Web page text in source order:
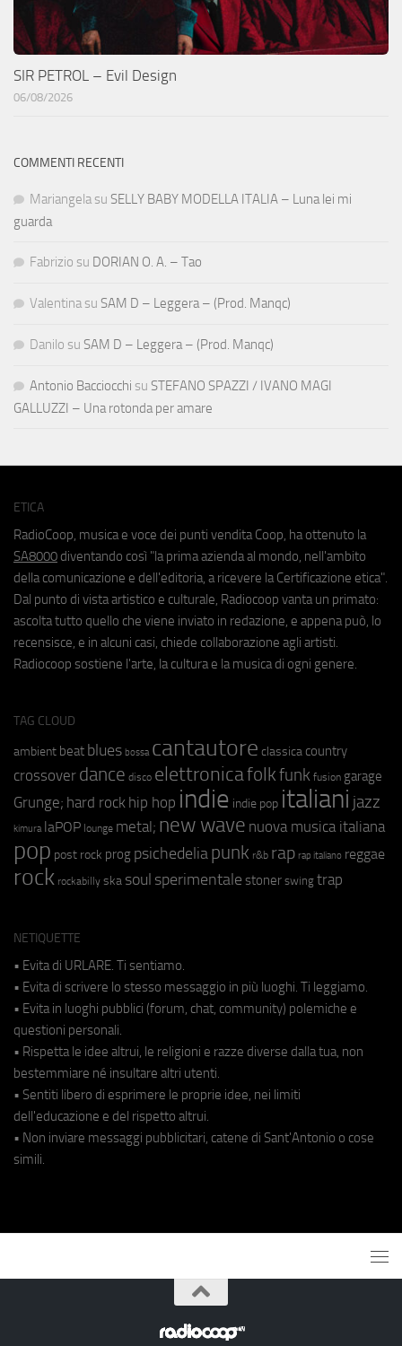
SIR PETROL – Evil Design
06/08/2026
COMMENTI RECENTI
Mariangela su SELLY BABY MODELLA ITALIA – Luna lei mi
guarda
Fabrizio su DORIAN O. A. – Tao
Valentina su SAM D – Leggera – (Prod. Manqc)
Danilo su SAM D – Leggera – (Prod. Manqc)
Antonio Bacciocchi su STEFANO SPAZZI / IVANO MAGI
GALLUZZI – Una rotonda per amare
ETICA
RadioCoop, musica e voce dei punti vendita Coop, ha ottenuto la
SA8000 diventando così "la prima azienda al mondo, nell'ambito
della comunicazione e dell'editoria, a ricevere la Certificazione etica".
Dal punto di vista artistico e culturale, Radiocoop vanta un primato:
ascolta tutto quello che viene inviato in redazione, e appena può, lo
recensisce, e in alcuni casi, chiede collaborazione agli artisti.
Radiocoop sostiene l'arte, la cultura e la musica di ogni genere.
TAG CLOUD
ambient beat blues bossa cantautore classica country
crossover dance disco elettronicafolkfunk fusion garage
Grunge; hard rock hip hop indie indie pop italiani jazz
kimura laPOP lounge metal; new wave nuova musica italiana
pop post rock prog psichedeliapunk r&b rap rap italiano reggae
rock rockabilly ska soul sperimentale stoner swing trap
NETIQUETTE
• Evita di URLARE. Ti sentiamo.
• Evita di scrivere lo stesso messaggio in più luoghi. Ti leggiamo.
• Evita in luoghi pubblici (forum, chat, community) polemiche e
questioni personali.
• Rispetta le idee altrui, le religioni e razze diverse dalla tua, non
bestemmiare né insultare altri utenti.
• Sentiti libero di esprimere le proprie idee, nei limiti
dell'educazione e del rispetto altrui.
• Non inviare messaggi pubblicitari, catene di Sant'Antonio o cose
simili.